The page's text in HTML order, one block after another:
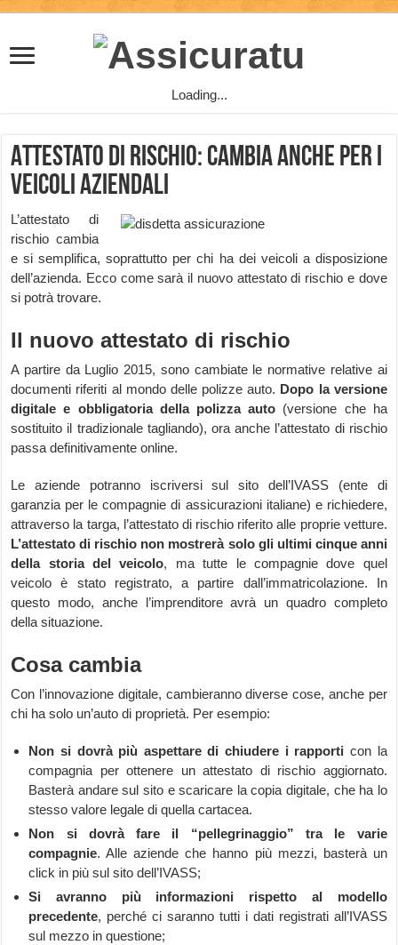
Loading...
Attestato di Rischio: cambia anche per i
veicoli Aziendali
L’attestato di
rischio cambia
e si semplifica, soprattutto per chi ha dei veicoli a disposizione
dell’azienda. Ecco come sarà il nuovo attestato di rischio e dove
si potrà trovare.
Il nuovo attestato di rischio
A partire da Luglio 2015, sono cambiate le normative relative ai
documenti riferiti al mondo delle polizze auto. Dopo la versione
digitale e obbligatoria della polizza auto (versione che ha
sostituito il tradizionale tagliando), ora anche l’attestato di rischio
passa definitivamente online.
Le aziende potranno iscriversi sul sito dell’IVASS (ente di
garanzia per le compagnie di assicurazioni italiane) e richiedere,
attraverso la targa, l’attestato di rischio riferito alle proprie vetture.
L’attestato di rischio non mostrerà solo gli ultimi cinque anni
della storia del veicolo, ma tutte le compagnie dove quel
veicolo è stato registrato, a partire dall’immatricolazione. In
questo modo, anche l’imprenditore avrà un quadro completo
della situazione.
Cosa cambia
Con l’innovazione digitale, cambieranno diverse cose, anche per
chi ha solo un’auto di proprietà. Per esempio:
Non si dovrà più aspettare di chiudere i rapporti con la
compagnia per ottenere un attestato di rischio aggiornato.
Basterà andare sul sito e scaricare la copia digitale, che ha lo
stesso valore legale di quella cartacea.
Non si dovrà fare il “pellegrinaggio” tra le varie
compagnie. Alle aziende che hanno più mezzi, basterà un
click in più sul sito dell’IVASS;
Si avranno più informazioni rispetto al modello
precedente, perché ci saranno tutti i dati registrati all’IVASS
sul mezzo in questione;